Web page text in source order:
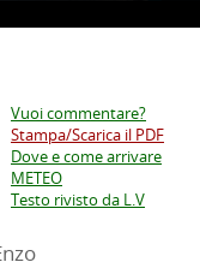
Vuoi commentare?
Stampa/Scarica il PDF
Dove e come arrivare
METEO
Testo rivisto da L.V